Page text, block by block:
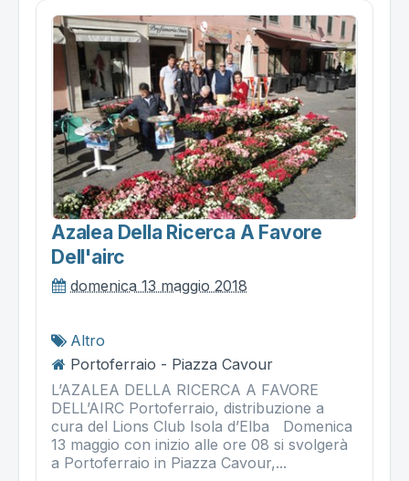
Azalea Della Ricerca A Favore
Dell'airc
domenica 13 maggio 2018
Altro
Portoferraio - Piazza Cavour
L’AZALEA DELLA RICERCA A FAVORE
DELL’AIRC Portoferraio, distribuzione a
cura del Lions Club Isola d’Elba Domenica
13 maggio con inizio alle ore 08 si svolgerà
a Portoferraio in Piazza Cavour,...